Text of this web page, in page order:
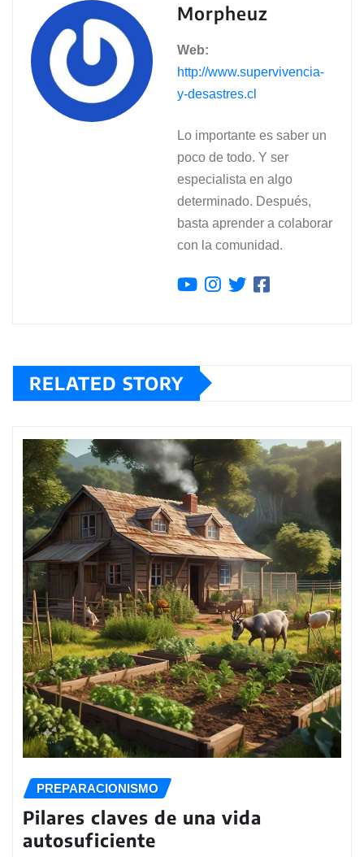
Morpheuz
Web:
http://www.supervivencia-
y-desastres.cl
Lo importante es saber un
poco de todo. Y ser
especialista en algo
determinado. Después,
basta aprender a colaborar
con la comunidad.
RELATED STORY
PREPARACIONISMO
Pilares claves de una vida
autosuficiente